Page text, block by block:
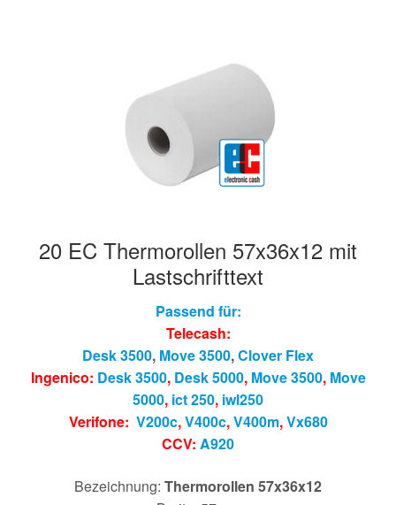
20 EC Thermorollen 57x36x12 mit
Lastschrifttext
Passend für:
Telecash:
Desk 3500, Move 3500,Clover Flex
Ingenico: Desk 3500, Desk 5000, Move 3500, Move
5000, ict 250, iwl250
Verifone: V200c,V400c,V400m,Vx680
CCV: A920
Bezeichnung: Thermorollen 57x36x12